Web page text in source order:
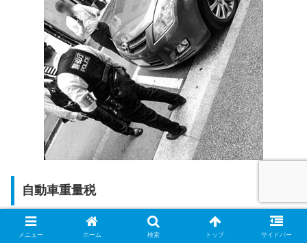
自動車重量税
4、1ナンバー (貨物自動車)は 車両総重量
メニュー ホーム 検索 トップ サイドバー